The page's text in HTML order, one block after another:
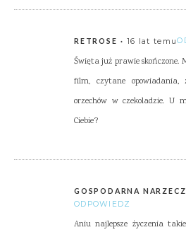
RETROSE 16 lat temu
Święta już prawie skończone.
film, czytane opowiadania,
orzechów w czekoladzie.
Ciebie?
GOSPODARNA
ODPOWIEDZ
Aniu najlepsze życzenia